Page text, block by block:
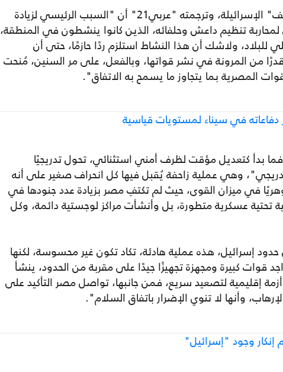
وأضاف في مقال نشرته صحيفة "معاريف" الإسرائيلة، وترجمته "عربي21" أن "السبب الرئيسي لزيادة
تنظيم داعش وحلفائه، الذين كانوا ينشطون في المنطقة،
للبلاد، ولاشك أن هذا النشاط استلزم ردًا حازمًا، حتى أن
من المرونة في نشر قواتها، وبالفعل، على مر السنين، مُنحت
المصرية بما يتجاوز ما يسمح به الاتفاق".
دفاعاته في سيناء لمستويات قياسية
بدأ كتعديل مؤقت لظرف أمني استثنائي، تحول تدريجيًا
وهي عملية زاحفة يُقبل فيها كل انحراف صغير على أنه
في ميزان القوى، حيث لم تكتفِ مصر بزيادة عدد جنودها في
تحتية عسكرية متطورة، بل وأنشأت مراكز لوجستية دائمة، وكل
إسرائيل، هذه عملية هادئة، تكاد تكون غير محسوسة، لكنها
قوات كبيرة ومجهزة تجهيزًا جيدًا على مقربة من الحدود، ينشأ
إقليمية لتصعيد سريع، فمن جانبها، تواصل مصر التأكيد على
وأنها لا تنوي الإضرار باتفاق السلام".
إنكار وجود "إسرائيل"